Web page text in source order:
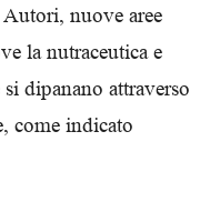
Biologi
nuove aree
la nutraceutica e
dipanano attraverso
come indicato